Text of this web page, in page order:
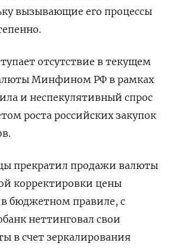
вызывающие его процессы
отсутствие в текущем
Минфином РФ в рамках
‌и неспекулятивный спрос
роста российских закупок
прекратил продажи валюты
корректировки цены
бюджетном правиле, с
неттинговал свои
в счет зеркалирования